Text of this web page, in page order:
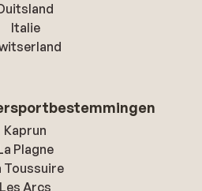
Italie
Kaprun
Plagne
Toussuire
Les Arcs